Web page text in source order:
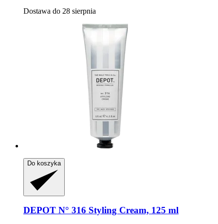
Dostawa do 28 sierpnia
Do koszyka
DEPOT N° 316 Styling Cream, 125 ml